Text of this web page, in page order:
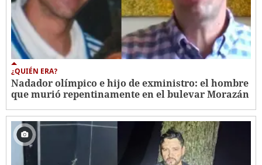
¿QUIÉN ERA?
Nadador olímpico e hijo de exministro: el hombre
que murió repentinamente en el bulevar Morazán